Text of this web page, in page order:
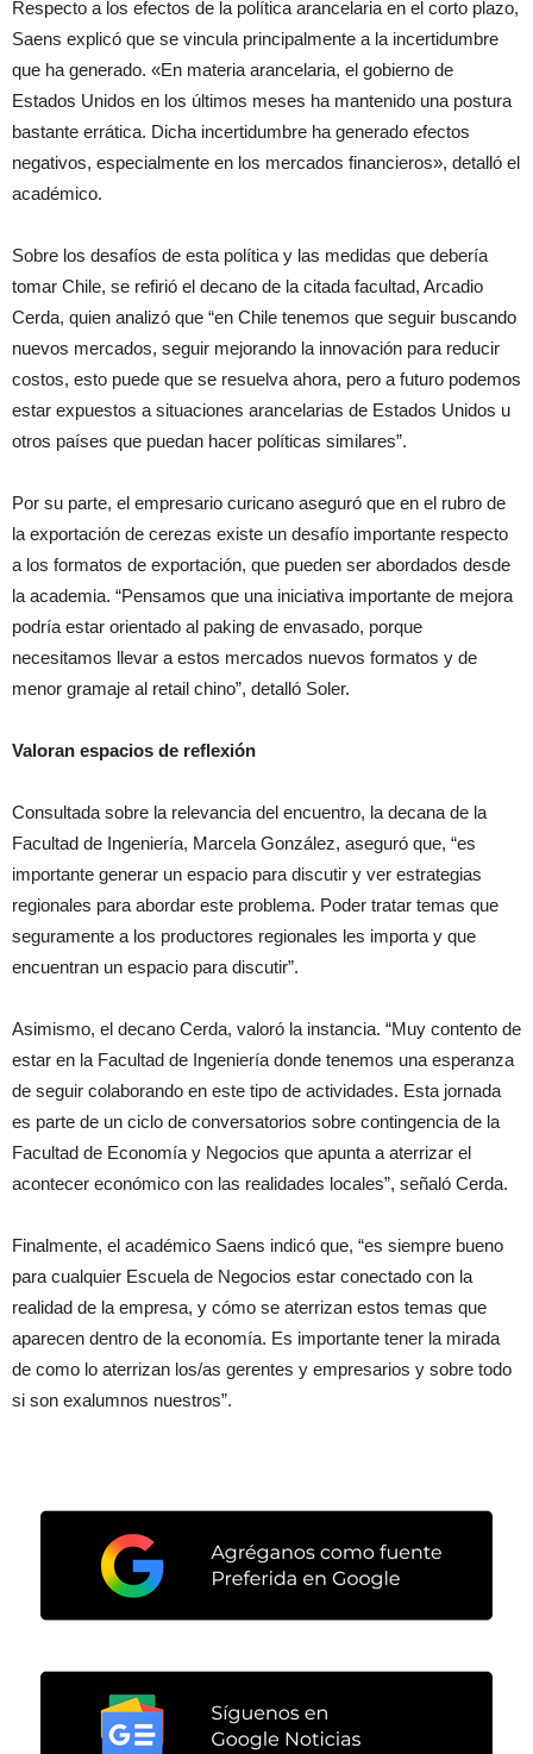
Respecto a los efectos de la política arancelaria en el corto plazo,
Saens explicó que se vincula principalmente a la incertidumbre
que ha generado. «En materia arancelaria, el gobierno de
Estados Unidos en los últimos meses ha mantenido una postura
bastante errática. Dicha incertidumbre ha generado efectos
negativos, especialmente en los mercados financieros», detalló el
académico.
Sobre los desafíos de esta política y las medidas que debería
tomar Chile, se refirió el decano de la citada facultad, Arcadio
Cerda, quien analizó que “en Chile tenemos que seguir buscando
nuevos mercados, seguir mejorando la innovación para reducir
costos, esto puede que se resuelva ahora, pero a futuro podemos
estar expuestos a situaciones arancelarias de Estados Unidos u
otros países que puedan hacer políticas similares”.
Por su parte, el empresario curicano aseguró que en el rubro de
la exportación de cerezas existe un desafío importante respecto
a los formatos de exportación, que pueden ser abordados desde
la academia. “Pensamos que una iniciativa importante de mejora
podría estar orientado al paking de envasado, porque
necesitamos llevar a estos mercados nuevos formatos y de
menor gramaje al retail chino”, detalló Soler.
Valoran espacios de reflexión
Consultada sobre la relevancia del encuentro, la decana de la
Facultad de Ingeniería, Marcela González, aseguró que, “es
importante generar un espacio para discutir y ver estrategias
regionales para abordar este problema. Poder tratar temas que
seguramente a los productores regionales les importa y que
encuentran un espacio para discutir”.
Asimismo, el decano Cerda, valoró la instancia. “Muy contento de
estar en la Facultad de Ingeniería donde tenemos una esperanza
de seguir colaborando en este tipo de actividades. Esta jornada
es parte de un ciclo de conversatorios sobre contingencia de la
Facultad de Economía y Negocios que apunta a aterrizar el
acontecer económico con las realidades locales”, señaló Cerda.
Finalmente, el académico Saens indicó que, “es siempre bueno
para cualquier Escuela de Negocios estar conectado con la
realidad de la empresa, y cómo se aterrizan estos temas que
aparecen dentro de la economía. Es importante tener la mirada
de como lo aterrizan los/as gerentes y empresarios y sobre todo
si son exalumnos nuestros”.